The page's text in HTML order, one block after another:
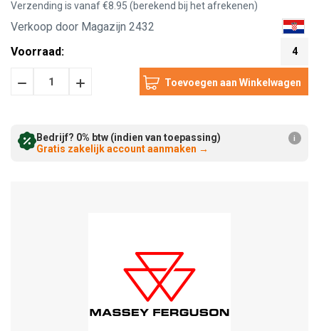
Verzending is vanaf €8.95 (berekend bij het afrekenen)
Verkoop door Magazijn 2432
Voorraad:
4
HoeveelheidHoeveelheid
Bedrijf? 0% btw (indien van toepassing)
Gratis zakelijk account aanmaken →
i